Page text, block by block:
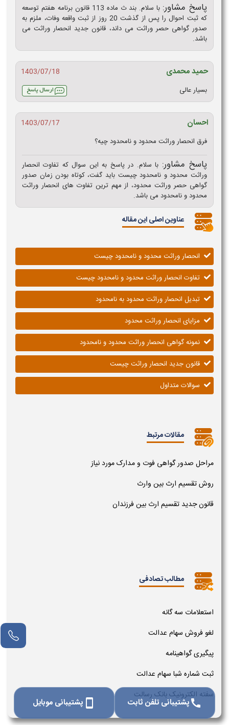
پاسخ مشاور:
با سلام. بند ث ماده 113 قانون برنامه هفتم توسعه
که ثبت احوال را پس از گذشت 20 روز از ثبت واقعه وفات، ملزم به
صدور گواهی حصر وراثت می داند، قانون جدید انحصار وراثت می
باشد.
حمید محمدی
1403/07/18
بسیار عالی
احسان
1403/07/17
فرق انحصار وراثت محدود و نامحدود چیه؟
پاسخ مشاور: با سلام. در پاسخ به این سوال که تفاوت انحصار
وراثت محدود و نامحدود چیست باید گفت، کوتاه بودن زمان صدور
گواهی حصر وراثت محدود، از مهم ترین تفاوت های انحصار وراثت
محدود و نامحدود می باشد.
عناوین اصلی این مقاله
انحصار وراثت محدود و نامحدود چیست
تفاوت انحصار وراثت محدود و نامحدود چیست
تبدیل انحصار وراثت محدود به نامحدود
مزایای انحصار وراثت محدود
نمونه گواهی انحصار وراثت محدود و نامحدود
قانون جدید انحصار وراثت چیست
سوالات متداول
مقالات مرتبط
مراحل صدور گواهی فوت و مدارک مورد نیاز
روش تقسیم ارث بین وارث
قانون جدید تقسیم ارث بین فرزندان
مطالب تصادفی
استعلامات سه گانه
لغو فروش سهام عدالت
پیگیری گواهینامه
ثبت شماره شبا سهام عدالت
سفته الکترونیک بانک رسالت
callپشتیبانی تلفن ثابت smartphone پشتیبانی موبایل